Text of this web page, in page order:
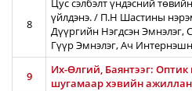
8
Цус сэлбэлт үндэсний
үйлдэнэ. / П.Н Шастины
Дүүргийн Нэгдсэн
Гүүр Эмнэлэг, Ач
9
Их-Өлгий, Баянтээг: Оптик
шугамаар хэвийн